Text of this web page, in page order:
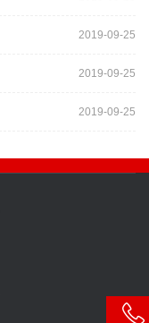
2019-09-25
2019-09-25
2019-09-25